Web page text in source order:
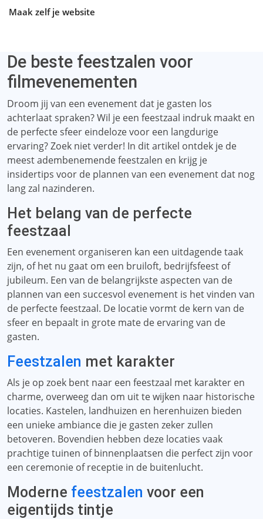
Maak zelf je website
De beste feestzalen voor
filmevenementen
Droom jij van een evenement dat je gasten los
achterlaat spraken? Wil je een feestzaal indruk maakt en
de perfecte sfeer eindeloze voor een langdurige
ervaring? Zoek niet verder! In dit artikel ontdek je de
meest adembenemende feestzalen en krijg je
insidertips voor de plannen van een evenement dat nog
lang zal nazinderen.
Het belang van de perfecte
feestzaal
Een evenement organiseren kan een uitdagende taak
zijn, of het nu gaat om een ​​bruiloft, bedrijfsfeest of
jubileum. Een van de belangrijkste aspecten van de
plannen van een succesvol evenement is het vinden van
de perfecte feestzaal. De locatie vormt de kern van de
sfeer en bepaalt in grote mate de ervaring van de
gasten.
Feestzalen met karakter
Als je op zoek bent naar een feestzaal met karakter en
charme, overweeg dan om uit te wijken naar historische
locaties. Kastelen, landhuizen en herenhuizen bieden
een unieke ambiance die je gasten zeker zullen
betoveren. Bovendien hebben deze locaties vaak
prachtige tuinen of binnenplaatsen die perfect zijn voor
een ceremonie of receptie in de buitenlucht.
Moderne feestzalen voor een
eigentijds tintje